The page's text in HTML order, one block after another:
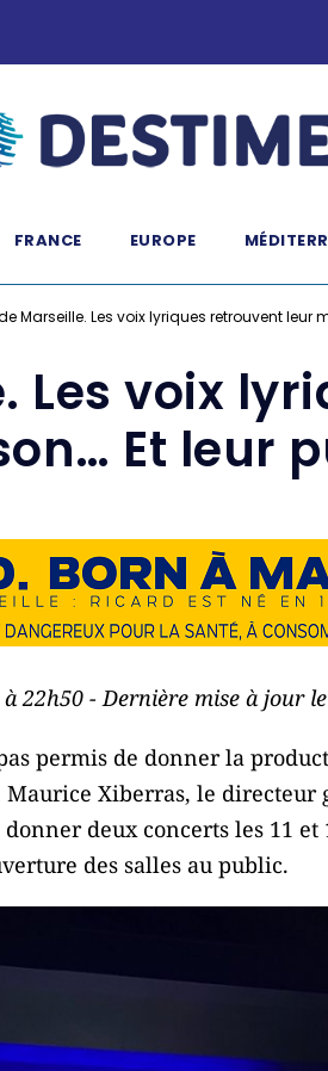
FRANCE EUROPE
Marseille. Les voix lyriques retrouvent leur
Les voix
Et leur
22h50 - Dernière mise à jour
permis de donner la
Maurice Xiberras, le directeur
deux concerts les 11
des salles au public.